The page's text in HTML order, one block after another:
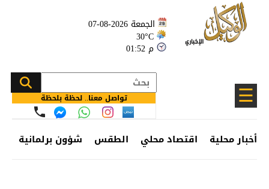
الجمعة 2026-08-07
30°C
01:52 م
☰ تواصل معنا.. لحظة بلحظة
أخبار محلية اقتصاد محلي الطقس شؤون برلمانية